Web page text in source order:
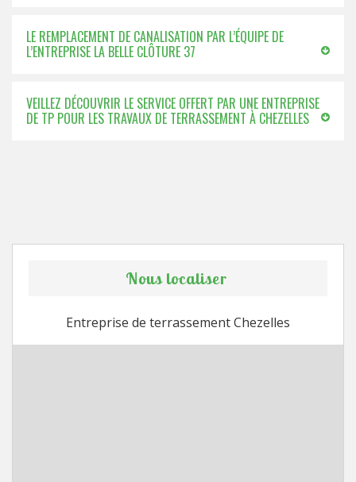
LE REMPLACEMENT DE CANALISATION PAR L’ÉQUIPE DE
L’ENTREPRISE LA BELLE CLÔTURE 37
VEILLEZ DÉCOUVRIR LE SERVICE OFFERT PAR UNE ENTREPRISE
DE TP POUR LES TRAVAUX DE TERRASSEMENT À CHEZELLES
Nous localiser
Entreprise de terrassement Chezelles